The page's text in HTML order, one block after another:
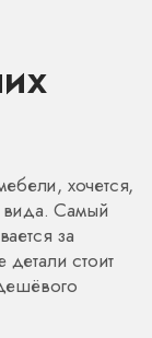
хочется,
вида. Самый
за
стоит